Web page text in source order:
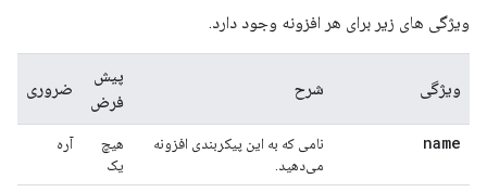
ویژگی های زیر برای هر افزونه وجود دارد.
ویژگی شرح
پیش
فرض
ضروری
name
نامی که به این پیکربندی افزونه
می‌دهید.
هیچ
یک
آره